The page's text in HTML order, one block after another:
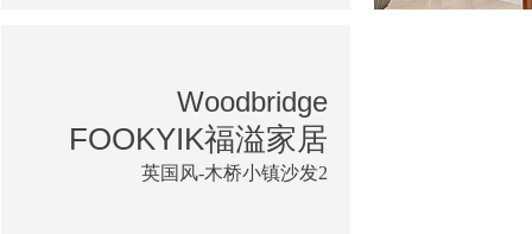
Woodbridge
FOOKYIK福溢家居
英国风-木桥小镇沙发2